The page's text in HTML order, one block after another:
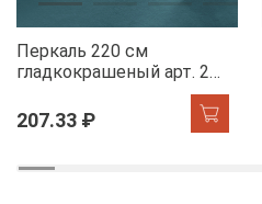
Перкаль 220 см
гладкокрашеный арт. 239
207.33 ₽